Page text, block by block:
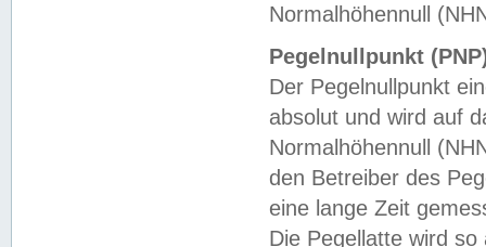
Normalhöhennull
Pegelnullpunkt
Der Pegelnullpunkt
absolut und wird auf
Normalhöhennull
den Betreiber des
eine lange Zeit
Die Pegellatte wird